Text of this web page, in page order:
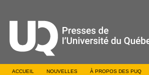
ACCUEIL NOUVELLES À PROPOS DES PUQ